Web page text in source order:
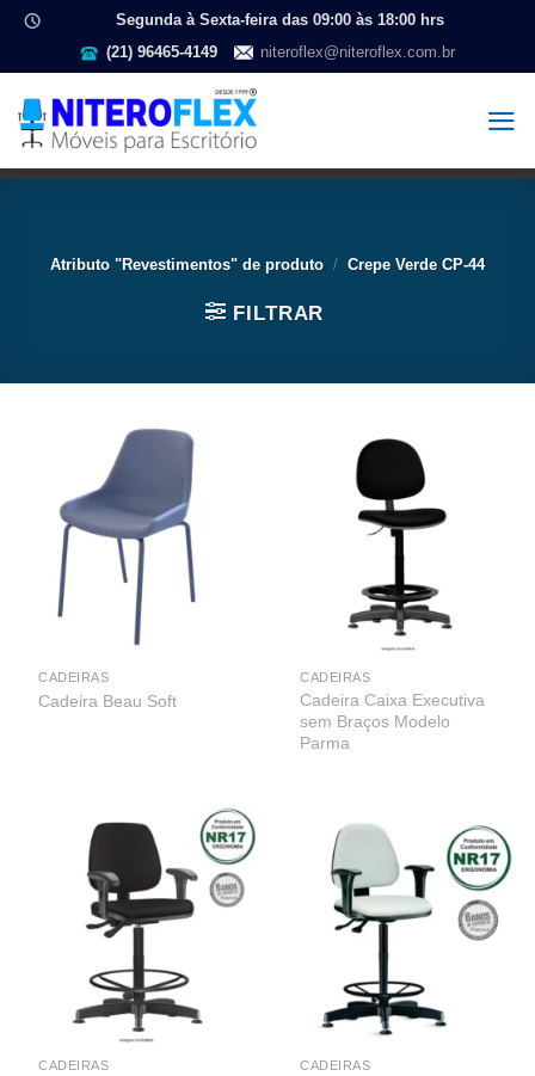
Segunda à Sexta-feira das 09:00 às 18:00 hrs
(21) 96465-4149
niteroflex@niteroflex.com.br
Atributo "Revestimentos" de produto / Crepe Verde CP-44
FILTRAR
CADEIRAS
Cadeira Beau Soft
CADEIRAS
Cadeira Caixa Executiva
sem Braços Modelo
Parma
CADEIRAS CADEIRAS